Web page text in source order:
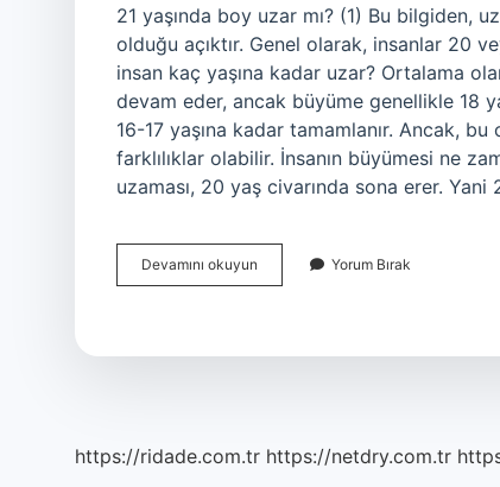
21 yaşında boy uzar mı? (1) Bu bilgiden,
olduğu açıktır. Genel olarak, insanlar 20
insan kaç yaşına kadar uzar? Ortalama
devam eder, ancak büyüme genellikle 18
16-17 yaşına kadar tamamlanır. Ancak,
farklılıklar olabilir. İnsanın büyümesi ne
uzaması, 20 yaş civarında sona erer.
Devamını okuyun
Insan
Yorum Bırak
https://ridade.com.tr https://netdry.com.tr